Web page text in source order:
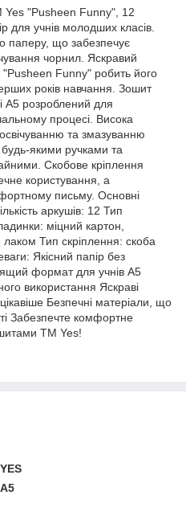
Yes "Pusheen Funny", 12
для учнів молодших класів.
паперу, що забезпечує
чорнил. Яскравий
Funny" робить його
років навчання. Зошит
А5 розроблений для
процесі. Висока
та змазуванню
якими ручками та
Скобове кріплення
користування, а
письму. Основні
аркушів: 12 Тип
міцний картон,
Тип скріплення: скоба
Якісний папір без
формат для учнів А5
використання Яскраві
Безпечні матеріали, що
Забезпечте комфортне
ТМ Yes!
YES
A5